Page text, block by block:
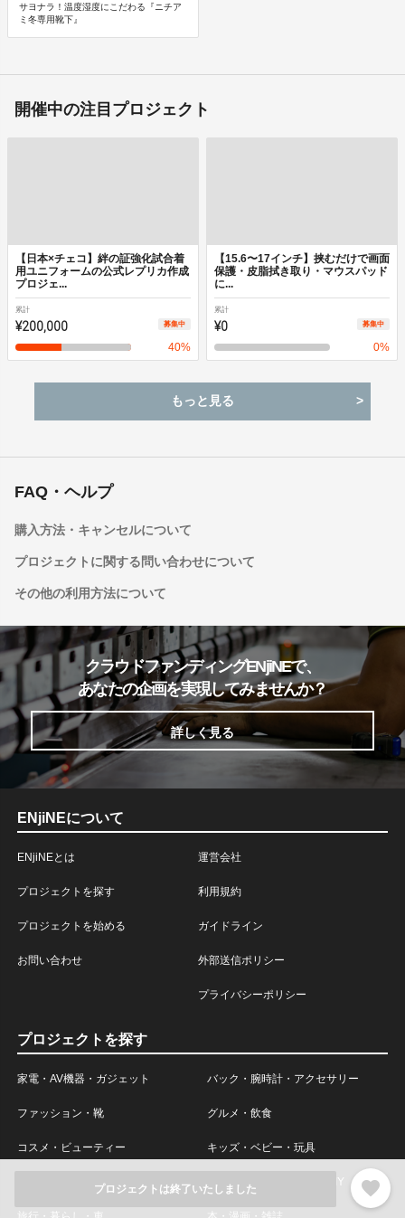
プロジェクトは終了いたしました favorite
サヨナラ！温度湿度にこだわる『ニチア
ミ冬専用靴下』
開催中の注目プロジェクト
【日本×チェコ】絆の証強化試合着
用ユニフォームの公式レプリカ作成
プロジェ...
累計
¥200,000 募集中
40%
【15.6〜17インチ】挟むだけで画面
保護・皮脂拭き取り・マウスパッド
に...
累計
¥0 募集中
0%
もっと見る
FAQ・ヘルプ
購入方法・キャンセルについて
プロジェクトに関する問い合わせについて
その他の利用方法について
クラウドファンディングENjiNEで、
あなたの企画を実現してみませんか？
詳しく見る
ENjiNEについて
ENjiNEとは
プロジェクトを探す
プロジェクトを始める
お問い合わせ
運営会社
利用規約
ガイドライン
外部送信ポリシー
プライバシーポリシー
プロジェクトを探す
家電・AV機器・ガジェット バック・腕時計・アクセサリー
ファッション・靴 グルメ・飲食
コスメ・ビューティー キッズ・ベビー・玩具
ビジネス・教育・セミナー インテリア・日用雑貨・DIY